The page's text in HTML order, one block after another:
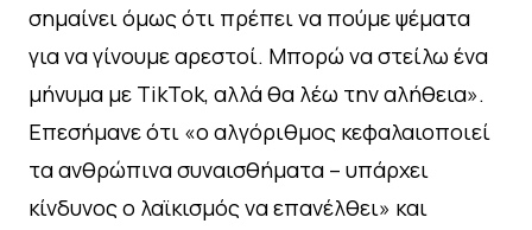
σημαίνει όμως ότι πρέπει να πούμε ψέματα
για να γίνουμε αρεστοί. Μπορώ να στείλω ένα
μήνυμα με TikTok, αλλά θα λέω την αλήθεια».
Επεσήμανε ότι «ο αλγόριθμος κεφαλαιοποιεί
τα ανθρώπινα συναισθήματα – υπάρχει
κίνδυνος ο λαϊκισμός να επανέλθει» και